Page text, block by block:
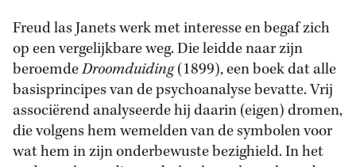
Freud las Janets werk met interesse en begaf zich
op een vergelijkbare weg. Die leidde naar zijn
beroemdeDroomduiding(1899), een boek dat alle
basisprincipes van de psychoanalyse bevatte. Vrij
associërend analyseerde hij daarin (eigen) dromen,
die volgens hem wemelden van de symbolen voor
wat hem in zijn onderbewuste bezighield. In het